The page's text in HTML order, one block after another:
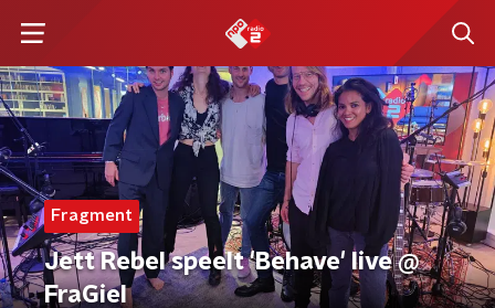
Fragment
Jett Rebel speelt 'Behave' live @
FraGiel